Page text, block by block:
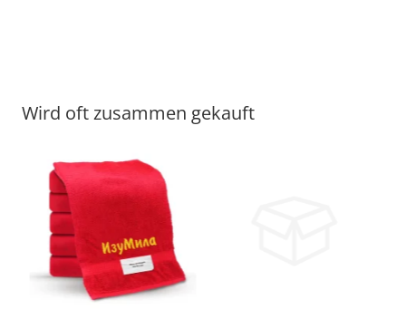
Wird oft zusammen gekauft